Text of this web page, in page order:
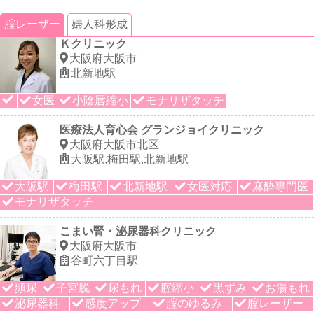
腟レーザー
婦人科形成
Ｋクリニック
大阪府大阪市
北新地駅
女医 小陰唇縮小 モナリザタッチ
医療法人育心会 グランジョイクリニック
大阪府大阪市北区
大阪駅,梅田駅,北新地駅
大阪駅 梅田駅 北新地駅 女医対応
麻酔専門医
モナリザタッチ
こまい腎・泌尿器科クリニック
大阪府大阪市
谷町六丁目駅
頻尿 子宮脱 尿もれ 腟縮小 黒ずみ
お湯もれ
泌尿器科
感度アップ 腟のゆるみ
腟レーザー